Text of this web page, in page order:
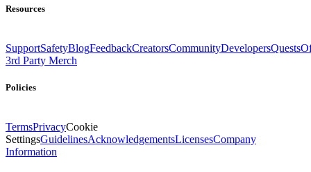
Resources
SupportSafetyBlogFeedbackCreatorsCommunityDevelopersQuests
3rd Party Merch
Policies
TermsPrivacyCookie
SettingsGuidelinesAcknowledgementsLicensesCompany
Information